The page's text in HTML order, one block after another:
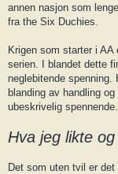
annen nasjon som
fra the Six Duchies.
Krigen som starter i AA
serien. I blandet dette
neglebitende spenning.
blanding av handling
ubeskrivelig spennende.
Hva jeg likte
Det som uten tvil er